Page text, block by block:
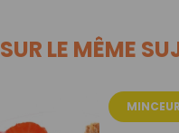
SUR LE MÊME
MINCEUR